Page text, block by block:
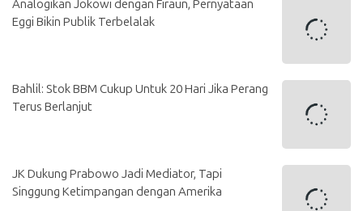
Analogikan Jokowi dengan Firaun, Pernyataan
Eggi Bikin Publik Terbelalak
Bahlil: Stok BBM Cukup Untuk 20 Hari Jika Perang
Terus Berlanjut
JK Dukung Prabowo Jadi Mediator, Tapi
Singgung Ketimpangan dengan Amerika